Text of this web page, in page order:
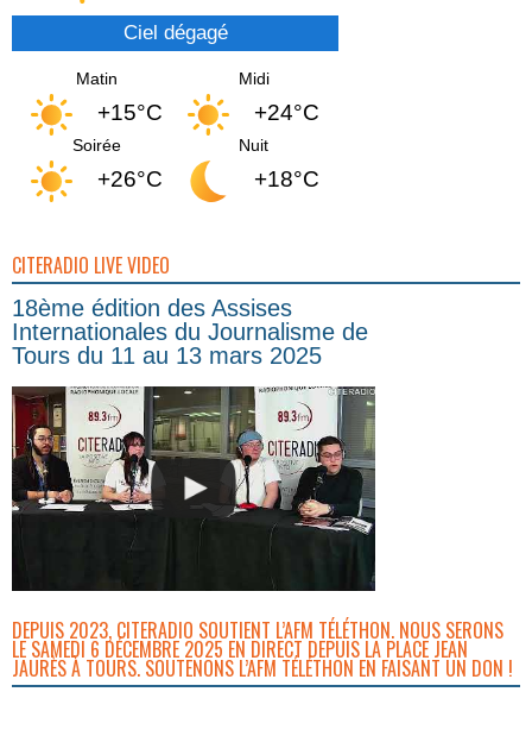
Ciel dégagé
Matin
+15°C
Midi
+24°C
Soirée
+26°C
Nuit
+18°C
CITERADIO LIVE VIDEO
18ème édition des Assises
Internationales du Journalisme de
Tours du 11 au 13 mars 2025
DEPUIS 2023, CITERADIO SOUTIENT L’AFM TÉLÉTHON. NOUS SERONS
LE SAMEDI 6 DÉCEMBRE 2025 EN DIRECT DEPUIS LA PLACE JEAN
JAURÈS À TOURS. SOUTENONS L’AFM TÉLÉTHON EN FAISANT UN DON !